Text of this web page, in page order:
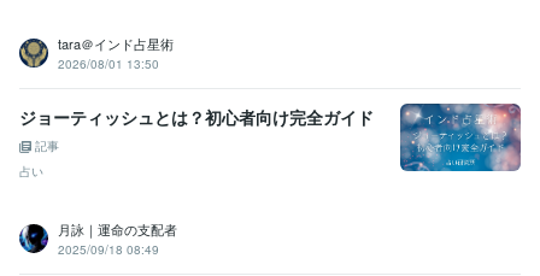
tara＠インド占星術
2026/08/01 13:50
ジョーティッシュとは？初心者向け完全ガイド
記事
占い
月詠｜運命の支配者
2025/09/18 08:49